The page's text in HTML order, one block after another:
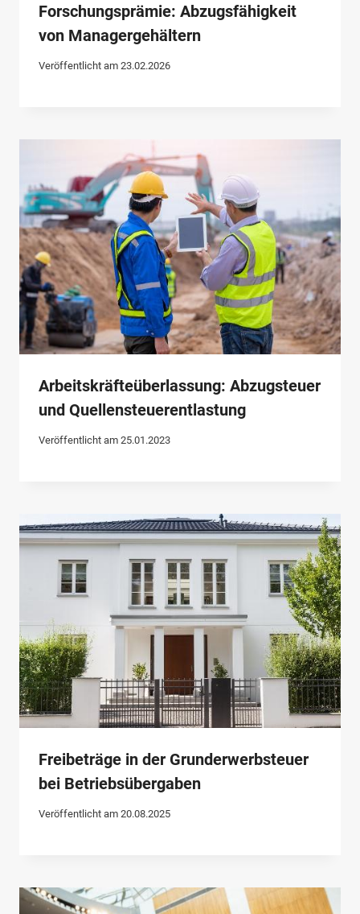
Forschungsprämie: Abzugsfähigkeit
von Managergehältern
Veröffentlicht am 23.02.2026
Arbeitskräfteüberlassung: Abzugsteuer
und Quellensteuerentlastung
Veröffentlicht am 25.01.2023
Freibeträge in der Grunderwerbsteuer
bei Betriebsübergaben
Veröffentlicht am 20.08.2025